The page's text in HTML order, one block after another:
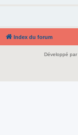
Index du forum
Développé par